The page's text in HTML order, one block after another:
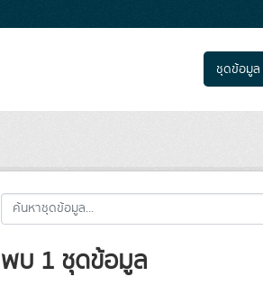
ชุดข้อมูล
พบ 1 ชุดข้อมูล